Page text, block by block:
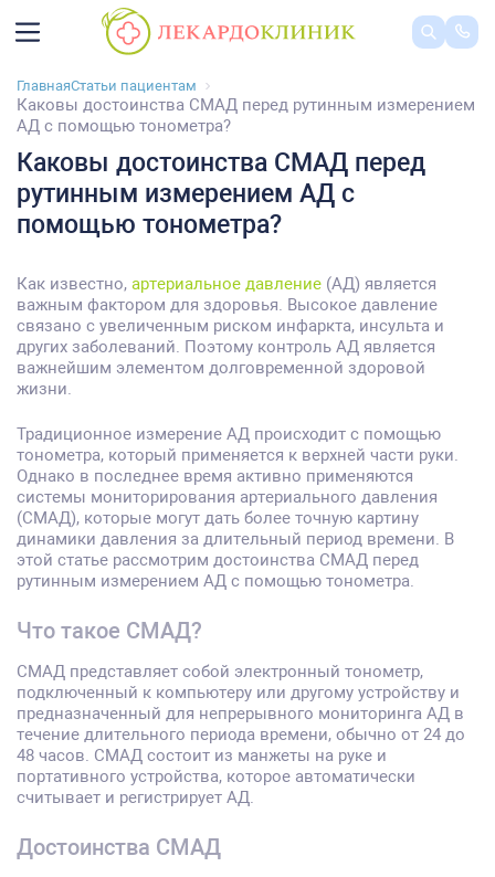
ГлавнаяСтатьи пациентам
Каковы достоинства СМАД перед рутинным измерением
АД с помощью тонометра?
Каковы достоинства СМАД перед
рутинным измерением АД с
помощью тонометра?
Как известно, артериальное давление (АД) является
важным фактором для здоровья. Высокое давление
связано с увеличенным риском инфаркта, инсульта и
других заболеваний. Поэтому контроль АД является
важнейшим элементом долговременной здоровой
жизни.
Традиционное измерение АД происходит с помощью
тонометра, который применяется к верхней части руки.
Однако в последнее время активно применяются
системы мониторирования артериального давления
(СМАД), которые могут дать более точную картину
динамики давления за длительный период времени. В
этой статье рассмотрим достоинства СМАД перед
рутинным измерением АД с помощью тонометра.
Что такое СМАД?
СМАД представляет собой электронный тонометр,
подключенный к компьютеру или другому устройству и
предназначенный для непрерывного мониторинга АД в
течение длительного периода времени, обычно от 24 до
48 часов. СМАД состоит из манжеты на руке и
портативного устройства, которое автоматически
считывает и регистрирует АД.
Достоинства СМАД